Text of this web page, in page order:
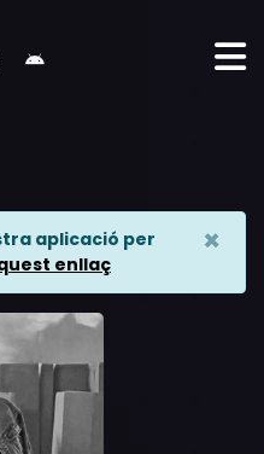
aplicació per
enllaç
×